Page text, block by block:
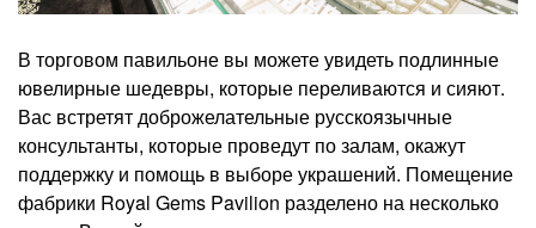
В торговом павильоне вы можете увидеть подлинные
ювелирные шедевры, которые переливаются и сияют.
Вас встретят доброжелательные русскоязычные
консультанты, которые проведут по залам, окажут
поддержку и помощь в выборе украшений. Помещение
фабрики Royal Gems Pavilion разделено на несколько